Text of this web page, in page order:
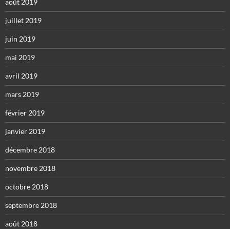
août 2019
juillet 2019
juin 2019
mai 2019
avril 2019
mars 2019
février 2019
janvier 2019
décembre 2018
novembre 2018
octobre 2018
septembre 2018
août 2018